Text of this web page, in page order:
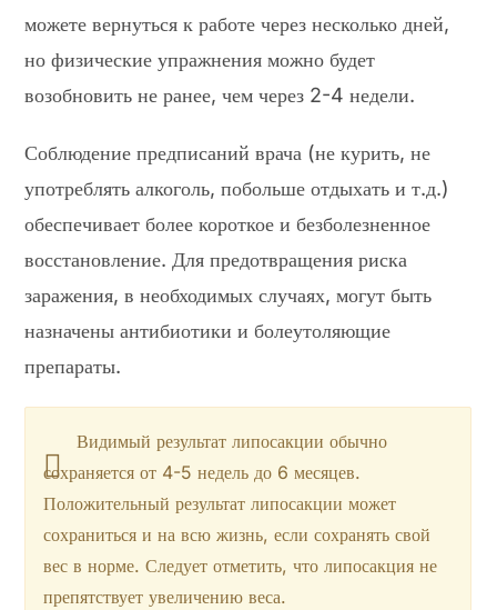
можете вернуться к работе через несколько дней,
но физические упражнения можно будет
возобновить не ранее, чем через 2-4 недели.
Соблюдение предписаний врача (не курить, не
употреблять алкоголь, побольше отдыхать и т.д.)
обеспечивает более короткое и безболезненное
восстановление. Для предотвращения риска
заражения, в необходимых случаях, могут быть
назначены антибиотики и болеутоляющие
препараты.
Видимый результат липосакции обычно
сохраняется от 4-5 недель до 6 месяцев.
Положительный результат липосакции может
сохраниться и на всю жизнь, если сохранять свой
вес в норме. Следует отметить, что липосакция не
препятствует увеличению веса.